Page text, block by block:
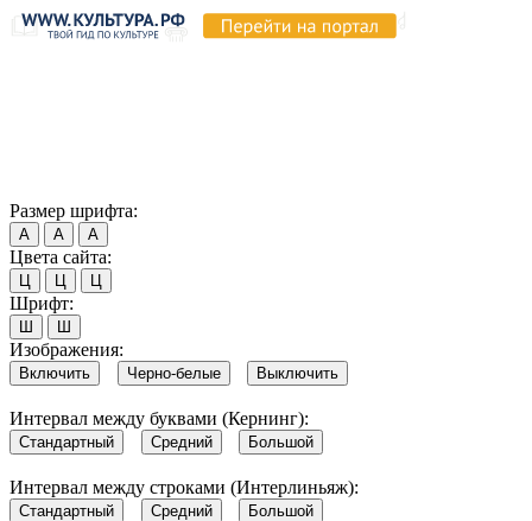
Размер шрифта:
А А А
Цвета сайта:
Ц Ц Ц
Шрифт:
Ш Ш
Изображения:
Включить Черно-белые Выключить
Интервал между буквами (Кернинг):
Стандартный Средний Большой
Интервал между строками (Интерлиньяж):
Стандартный Средний Большой